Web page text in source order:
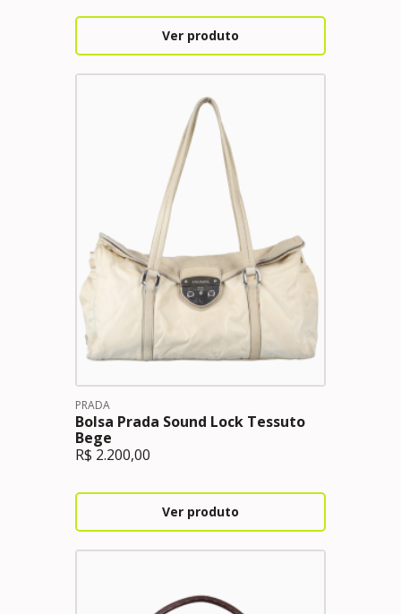
Ver produto
PRADA
Bolsa Prada Sound Lock Tessuto
Bege
R$ 2.200,00
Ver produto